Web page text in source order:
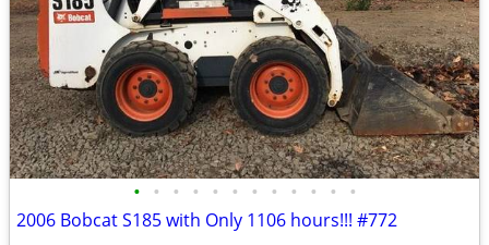
• • • • • • • • • • • •
2006 Bobcat S185 with Only 1106 hours!!! #772